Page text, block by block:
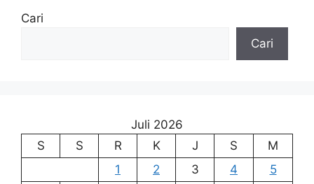
Cari
Cari
Juli 2026
S
S R K J S
M
1
2 3 4
5